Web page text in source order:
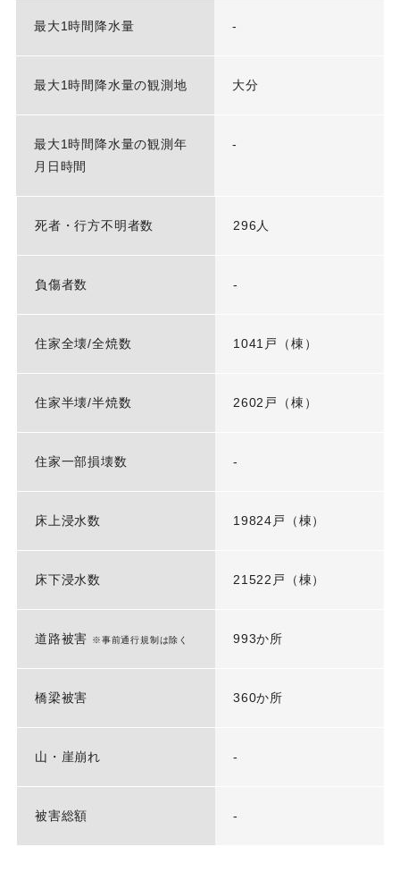
最大1時間降水量 -
最大1時間降水量の観測地 大分
最大1時間降水量の観測年
月日時間
-
死者・行方不明者数 296人
負傷者数 -
住家全壊/全焼数 1041戸（棟）
住家半壊/半焼数 2602戸（棟）
住家一部損壊数 -
床上浸水数 19824戸（棟）
床下浸水数 21522戸（棟）
道路被害 ※事前通行規制は除く 993か所
橋梁被害 360か所
山・崖崩れ -
被害総額 -